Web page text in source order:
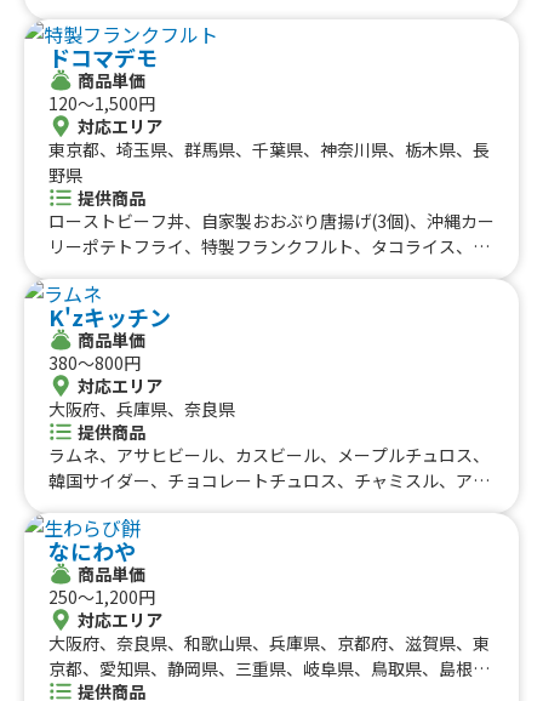
ギ唐揚げ丼、ご飯大盛り、サッパリ出汁唐揚げ南蛮漬け、
鷄節香る揚げ出し豆腐、冷やし出汁きゅうり、各種ピンチ
ョス、かき氷、冷やしパイン、鷄節ポテト、ラムネ、マン
ゴージュース、フローズンマンゴー、レブフィート、ジン
トニック、梅酒ソーダ、気まぐれラムハイボール、ビー
ル、フレーバー、フレッシュミントの本格モヒート
ドコマデモ
商品単価
120〜1,500円
対応エリア
東京都、埼玉県、群馬県、千葉県、神奈川県、栃木県、長
野県
提供商品
ローストビーフ丼、自家製おおぶり唐揚げ(3個)、沖縄カー
リーポテトフライ、特製フランクフルト、タコライス、削
カリっとチヂミ、ヤンニョムチキン、自家製大ぶり唐揚げ
(4個)、お好み焼き、かき氷、いちごフラッペ、ふりふり山
盛りポテトフライ、韓国風ピラフ、ストロベリーチーズボ
ール、スンドゥブチゲ、ハンドドリップコーヒー、深川め
し、自家製唐揚げ(1個)、上州名物とりめし、スパイスカレ
ー、きゅうりの塩たたき、いちごスムージー、炭火焼鳥3
本、ビアバッターステーキカットポテト、サイドワインダ
ーポテトフライ、焼きそば、かき氷、トルネードポテト、
製フルーツラッシー、チキンオーバーライス、おつまみセ
ット、冷凍ペットボトル飲料、焼きそば、ラムネ 1本、
上海やきそば、骨付きポークフランク、自家製シロップの
かき氷、響ハイボール、山崎ハイボール、上州牛ロースト
ビーフサンド、群馬県産上州牛ローストビーフ、アサイー
ボール、鶏天丼、カップいちご(4粒)、ナタデココといちご
のフルーツドリンク、チュロス、群馬県産やよいひめ
K'zキッチン
商品単価
380〜800円
対応エリア
大阪府、兵庫県、奈良県
提供商品
ラムネ、アサヒビール、カスビール、メープルチュロス、
韓国サイダー、チョコレートチュロス、チャミスル、アイ
ねぎ塩からあげ丼、からマヨ丼、はみでる！からあげ弁
当、チーズトッポギ、ねぎヤンニョムチキン、おろしぶっ
かけねぎマンドゥ、マンドゥ丼、ねぎヤンニョムマンド
ゥ、ヤンニョムチキン丼、ヤンニョムマンドゥ、マンドゥ
(韓式揚げ餃子)、ヤンニョムチキン、韓国チキン
なにわや
商品単価
250〜1,200円
対応エリア
大阪府、奈良県、和歌山県、兵庫県、京都府、滋賀県、東
京都、愛知県、静岡県、三重県、岐阜県、鳥取県、島根
県、岡山県、広島県、山口県、徳島県、香川県、愛媛県、
提供商品